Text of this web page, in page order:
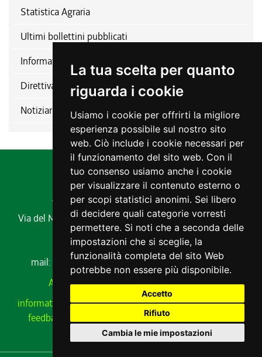
La tua scelta per quanto
riguarda i cookie
Usiamo i cookie per offrirti la migliore
esperienza possibile sul nostro sito
web. Ciò include i cookie necessari per
il funzionamento del sito web. Con il
tuo consenso usiamo anche i cookie
per visualizzare il contenuto esterno o
per scopi statistici anonimi. Sei libero
di decidere quali categorie vorresti
permettere. Si noti che a seconda delle
impostazioni che si sceglie, la
funzionalità completa del sito Web
potrebbe non essere più disponibile.
Accetto
Rifiuto
Cambia le mie impostazioni
Statistica Agraria
Ultimi bollettini pubblicati
Informativa relativa alla disciplina del patrocinio
Direttiva nitrati
Notiziario ERSA
Agenzia regionale per lo sviluppo rurale
Via del Montesanto, 17 34170 GORIZIACodice fiscale e
partita IVA 00485650311
Tel. 0432 529211
mail:
ersa@ersa.fvg.itPec:ersa@certregione.fvg.it
Amministrazione Trasparente|AVCP xml
informativa privacy|cookie|note legali|meccanismo di
feedback
| cambio preferenze cookie
accessibilità